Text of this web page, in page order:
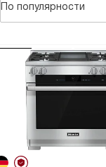
По популярности